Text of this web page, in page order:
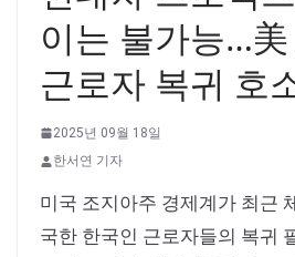
이는 불가능…
근로자 복귀 호
2025년 09월 18일
한서연 기자
미국 조지아주 경제계가 최근
국한 한국인 근로자들의 복귀